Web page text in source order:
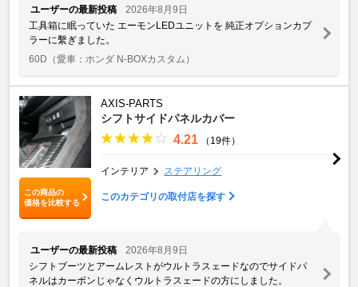
ユーザーの最新投稿
2026年8月9日
工具箱に眠っていた エーモンLEDユニットを 純正オプションカプ
ラーに繫ぎました。
60D （愛車：ホンダ N-BOXカスタム）
この商品の
価格を比較する
AXIS-PARTS
シフトサイドパネルカバー
4.21 （19件）
インテリア ステアリング
このカテゴリの取付店を探す
ユーザーの最新投稿
2026年8月9日
シフトブーツとアームレストがウルトラスェードなのでサイドパ
ネルはカーボンじゃなくウルトラスェードの方にしました。